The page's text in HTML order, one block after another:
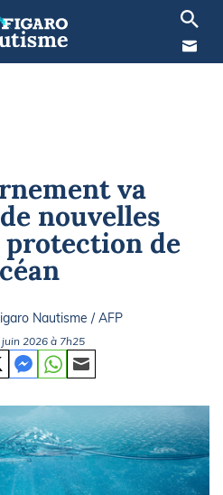
va
nouvelles
protection de
Nautisme / AFP
2026 à 7h25